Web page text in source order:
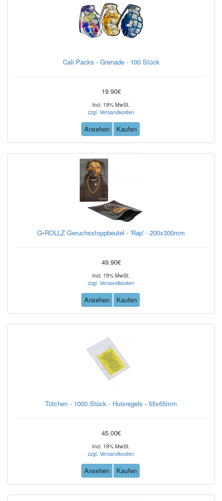
Cali Packs - Grenade - 100 Stück
19.90€
Incl. 19% MwSt.
zzgl. Versandkosten
Ansehen Kaufen
G•ROLLZ Geruchsstoppbeutel - 'Rap' - 200x300mm
49.90€
Incl. 19% MwSt.
zzgl. Versandkosten
Ansehen Kaufen
Tütchen - 1000 Stück - Huisregels - 55x65mm
45.00€
Incl. 19% MwSt.
zzgl. Versandkosten
Ansehen Kaufen